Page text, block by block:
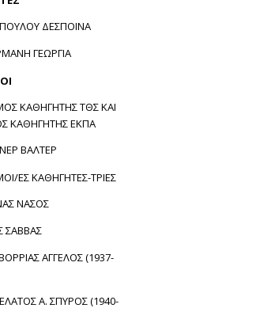
ΔΕΣΠΟΙΝΑ
ΓΕΩΡΓΙΑ
ΚΑΘΗΓΗΤΗΣ ΤΘΣ ΚΑΙ
ΚΑΘΗΓΗΤΗΣ ΕΚΠΑ
ΒΑΛΤΕΡ
ΕΣ ΚΑΘΗΓΗΤΕΣ-ΤΡΙΕΣ
ΝΑΣΟΣ
ΣΑΒΒΑΣ
ΑΓΓΕΛΟΣ (1937-
Α. ΣΠΥΡΟΣ (1940-